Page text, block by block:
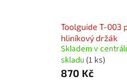
Toolguide T-003
hliníkový držák
Skladem v
skladu (1 ks)
870 Kč